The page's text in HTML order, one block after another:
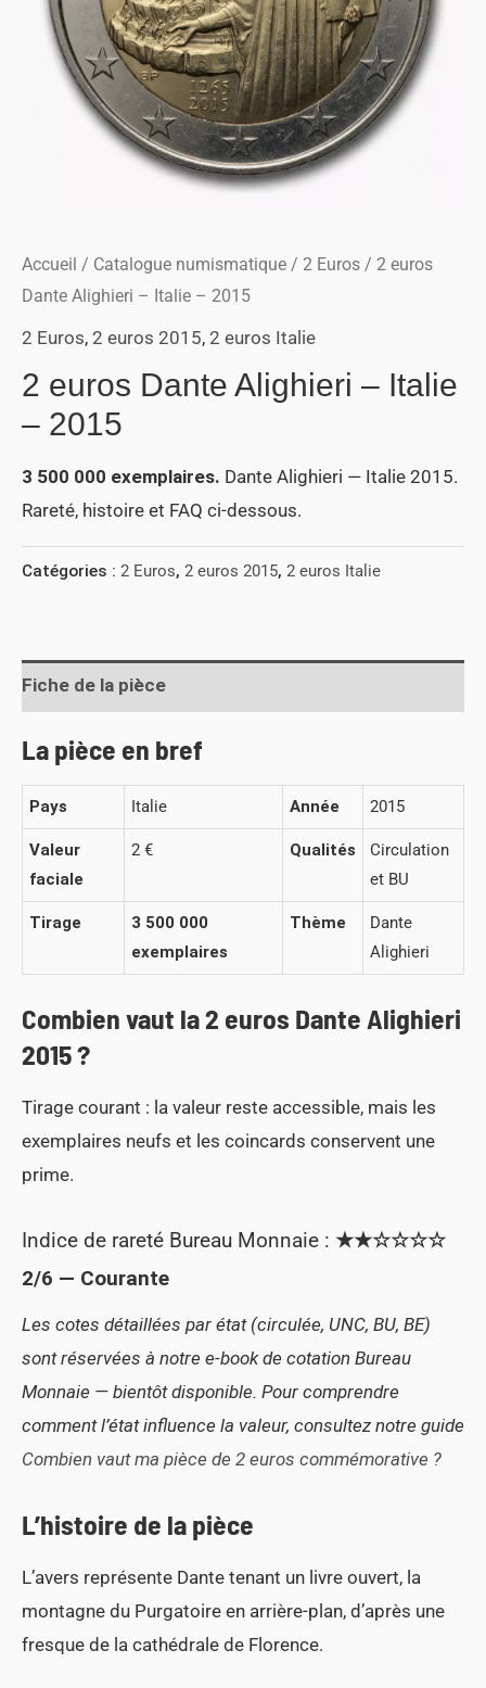
Accueil / Catalogue numismatique / 2 Euros / 2 euros
Dante Alighieri – Italie – 2015
2 Euros, 2 euros 2015, 2 euros Italie
2 euros Dante Alighieri – Italie
– 2015
3 500 000 exemplaires. Dante Alighieri — Italie 2015.
Rareté, histoire et FAQ ci-dessous.
Catégories : 2 Euros, 2 euros 2015, 2 euros Italie
Fiche de la pièce
La pièce en bref
Pays Italie Année 2015
Valeur
faciale
2 € Qualités
Circulation
et BU
Tirage
3 500 000
exemplaires
Thème
Dante
Alighieri
Combien vaut la 2 euros Dante Alighieri
2015 ?
Tirage courant : la valeur reste accessible, mais les
exemplaires neufs et les coincards conservent une
prime.
Indice de rareté Bureau Monnaie : ★★☆☆☆☆
2/6 — Courante
Les cotes détaillées par état (circulée, UNC, BU, BE)
sont réservées à notre e-book de cotation Bureau
Monnaie — bientôt disponible. Pour comprendre
comment l’état influence la valeur, consultez notre guide
Combien vaut ma pièce de 2 euros commémorative ?
L’histoire de la pièce
L’avers représente Dante tenant un livre ouvert, la
montagne du Purgatoire en arrière-plan, d’après une
fresque de la cathédrale de Florence.